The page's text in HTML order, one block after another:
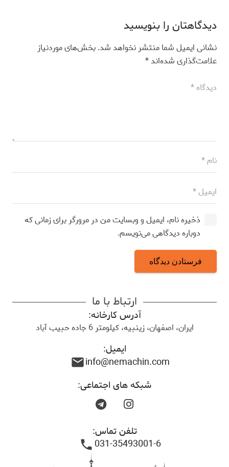
دیدگاهتان را بنویسید
نشانی ایمیل شما منتشر نخواهد شد.بخش‌های موردنیاز
علامت‌گذاری شده‌اند*
ذخیره نام، ایمیل و وبسایت من در مرورگر برای زمانی که
دوباره دیدگاهی می‌نویسم.
فرستادن دیدگاه
ارتباط با ما
آدرس کارخانه:
ایران، اصفهان، زینبیه، کیلومتر 6 جاده حبیب آباد
ایمیل:
info@nemachin.com
mail
شبکه های اجتماعی:
تلفن تماس:
031-35493001-6
phone